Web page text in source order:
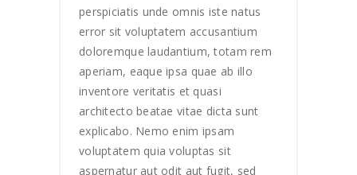
perspiciatis unde omnis iste natus
error sit voluptatem accusantium
doloremque laudantium, totam rem
aperiam, eaque ipsa quae ab illo
inventore veritatis et quasi
architecto beatae vitae dicta sunt
explicabo. Nemo enim ipsam
voluptatem quia voluptas sit
aspernatur aut odit aut fugit, sed